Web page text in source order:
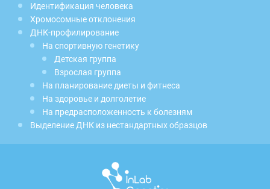
Идентификация человека
Хромосомные отклонения
ДНК-профилирование
На спортивную генетику
Детская группа
Взрослая группа
На планирование диеты и фитнеса
На здоровье и долголетие
На предрасположенность к болезням
Выделение ДНК из нестандартных образцов